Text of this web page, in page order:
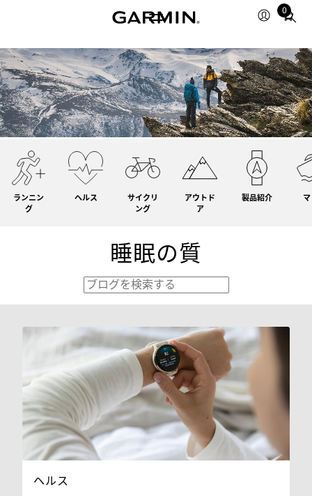
0
Total
in
cart:
0
ランニン
グ
ヘルス
サイクリ
ング
アウトド
ア
製品紹介
睡眠の質
ヘルス